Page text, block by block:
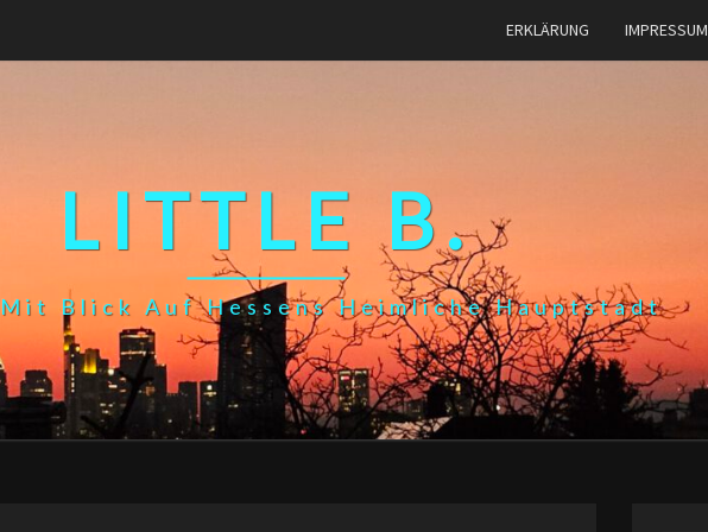
ERKLÄRUNG IMPRESSUM
LITTLE B.
Blick Auf Hessens Heimliche Hauptstadt